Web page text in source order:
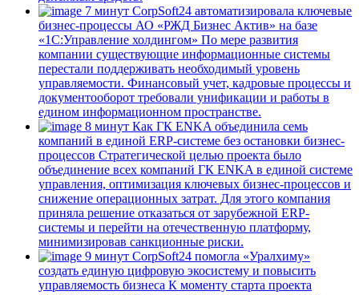
7 минут CorpSoft24 автоматизировала ключевые
бизнес-процессы АО «РЖД Бизнес Актив» на базе
«1С:Управление холдингом» По мере развития
компании существующие информационные системы
перестали поддерживать необходимый уровень
управляемости. Финансовый учет, кадровые процессы и
документооборот требовали унификации и работы в
едином информационном пространстве.
8 минут Как ГК ENKA объединила семь
компаний в единой ERP-системе без остановки бизнес-
процессов Стратегической целью проекта было
объединение всех компаний ГК ENKA в единой системе
управления, оптимизация ключевых бизнес-процессов и
снижение операционных затрат. Для этого компания
приняла решение отказаться от зарубежной ERP-
системы и перейти на отечественную платформу,
минимизировав санкционные риски.
9 минут CorpSoft24 помогла «Уралхиму»
создать единую цифровую экосистему и повысить
управляемость бизнеса К моменту старта проекта